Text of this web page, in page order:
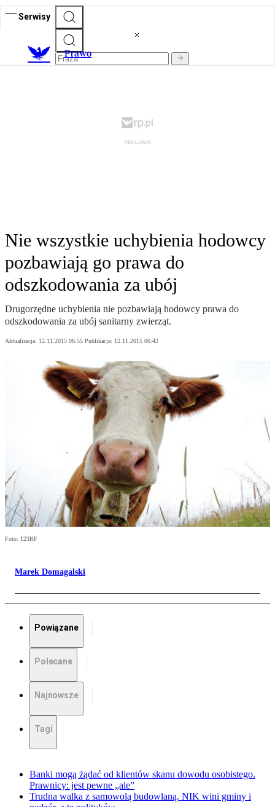
Serwisy
Prawo
Nie wszystkie uchybienia hodowcy
pozbawiają go prawa do
odszkodowania za ubój
Drugorzędne uchybienia nie pozbawiają hodowcy prawa do
odszkodowania za ubój sanitarny zwierząt.
Aktualizacja: 12.11.2015 06:55 Publikacja: 12.11.2015 06:42
Foto: 123RF
Marek Domagalski
Powiązane
Polecane
Najnowsze
Tagi
Banki mogą żądać od klientów skanu dowodu osobistego.
Prawnicy: jest pewne „ale”
Trudna walka z samowolą budowlaną. NIK wini gminy i